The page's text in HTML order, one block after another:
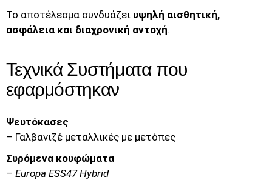
Το αποτέλεσμα συνδυάζει υψηλή αισθητική,
ασφάλεια και διαχρονική αντοχή.
Τεχνικά Συστήματα που
εφαρμόστηκαν
Ψευτόκασες
– Γαλβανιζέ μεταλλικές με μετόπες
Συρόμενα κουφώματα
– Europa ESS47 Hybrid